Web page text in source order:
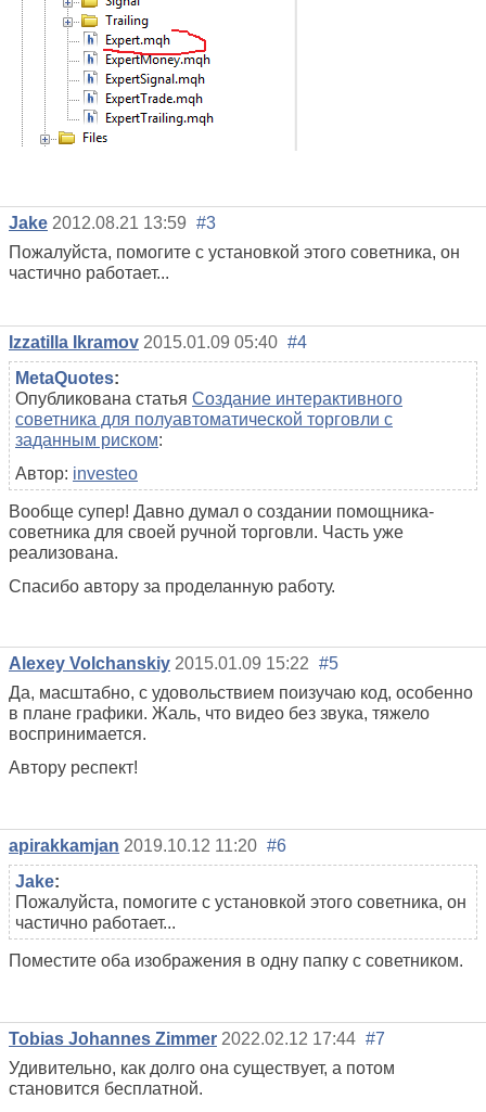
Jake 2012.08.21 13:59 #3
Пожалуйста, помогите с установкой этого советника, он
частично работает...
Izzatilla Ikramov 2015.01.09 05:40 #4
MetaQuotes:
Опубликована статья Создание интерактивного
советника для полуавтоматической торговли с
заданным риском:
Автор: investeo
Вообще супер! Давно думал о создании помощника-
советника для своей ручной торговли. Часть уже
реализована.
Спасибо автору за проделанную работу.
Alexey Volchanskiy 2015.01.09 15:22 #5
Да, масштабно, с удовольствием поизучаю код, особенно
в плане графики. Жаль, что видео без звука, тяжело
воспринимается.
Автору респект!
apirakkamjan 2019.10.12 11:20 #6
Jake:
Пожалуйста, помогите с установкой этого советника, он
частично работает...
Поместите оба изображения в одну папку с советником.
Tobias Johannes Zimmer 2022.02.12 17:44 #7
Удивительно, как долго она существует, а потом
становится бесплатной.